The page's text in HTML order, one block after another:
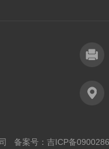
备案号： 吉ICP备